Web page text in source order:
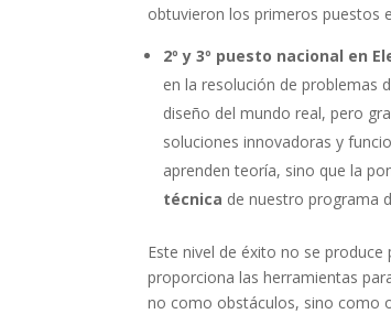
obtuvieron los primeros puestos
2º y 3º puesto nacional en
en la resolución de problemas
diseño del mundo real, pero
soluciones innovadoras y
aprenden teoría, sino que la
técnica de nuestro programa
Este nivel de éxito no se
proporciona las herramientas
no como obstáculos, sino como